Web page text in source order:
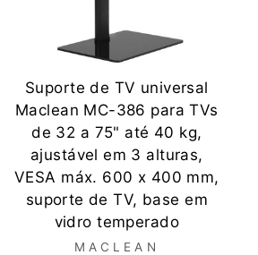
Suporte de TV universal
Maclean MC-386 para TVs
de 32 a 75" até 40 kg,
ajustável em 3 alturas,
VESA máx. 600 x 400 mm,
suporte de TV, base em
vidro temperado
MACLEAN